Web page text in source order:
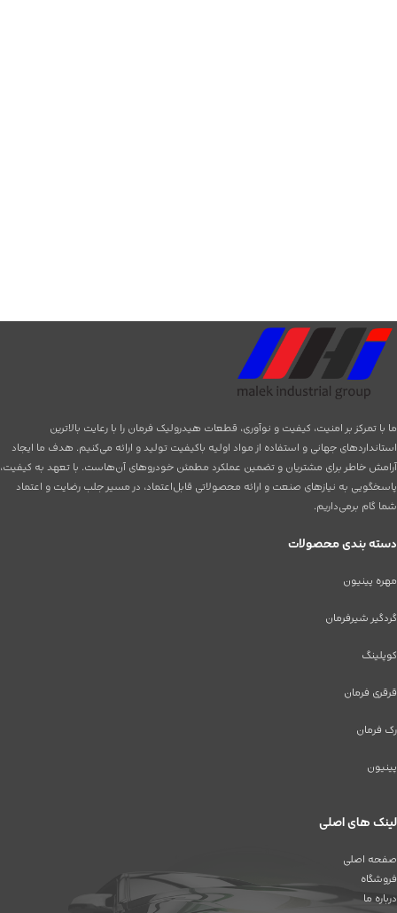
ما با تمرکز بر امنیت، کیفیت و نوآوری، قطعات هیدرولیک فرمان را با رعایت بالاترین
استانداردهای جهانی و استفاده از مواد اولیه باکیفیت تولید و ارائه می‌کنیم. هدف ما ایجاد
آرامش خاطر برای مشتریان و تضمین عملکرد مطمئن خودروهای آن‌هاست. با تعهد به کیفیت،
پاسخگویی به نیازهای صنعت و ارائه محصولاتی قابل‌اعتماد، در مسیر جلب رضایت و اعتماد
شما گام برمی‌داریم.
دسته بندی محصولات
مهره پینیون
گردگیر شیرفرمان
کوپلینگ
قرقری فرمان
رک فرمان
پینیون
لینک های اصلی
صفحه اصلی
فروشگاه
درباره ما